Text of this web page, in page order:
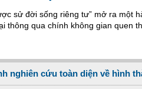
sử đời sống riêng tư” mở ra một
thông qua chính không gian quen
nghiên cứu toàn diện về hình